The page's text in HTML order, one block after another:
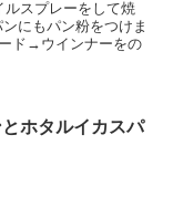
スプレーをして焼
にもパン粉をつけま
ド→ウインナーをの
ホタルイカスパ